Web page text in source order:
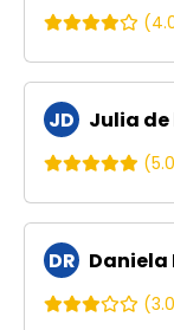
JD Julia
DR Daniela